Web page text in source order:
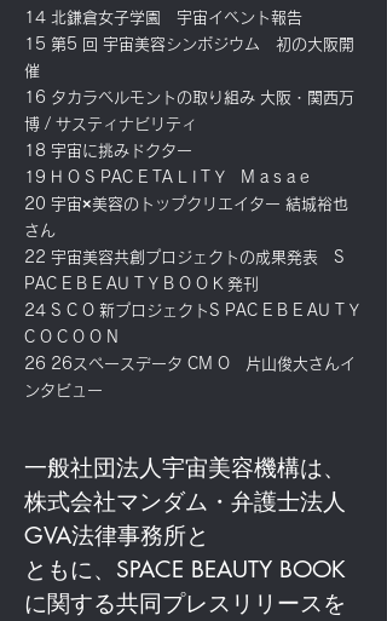
14 北鎌倉女子学園 宇宙イベント報告
15 第5 回 宇宙美容シンポジウム 初の大阪開
催
16 タカラベルモントの取り組み 大阪・関西万
博 / サスティナビリティ
18 宇宙に挑みドクター
19 H O S PAC E TA L I T Y M a s a e
20 宇宙×美容のトップクリエイター 結城裕也
さん
22 宇宙美容共創プロジェクトの成果発表 S
PAC E B E AU T Y B O O K 発刊
24 S C O 新プロジェクトS PAC E B E AU T Y
C O C O O N
26 26スペースデータ CM O 片山俊大さんイ
ンタビュー
一般社団法人宇宙美容機構は、
株式会社マンダム・弁護士法人
GVA法律事務所と
​ともに、SPACE BEAUTY BOOK
に関する共同プレスリリースを